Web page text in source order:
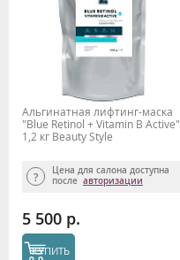
Альгинатная лифтинг-маска
"Blue Retinol + Vitamin B Active"
1,2 кг Beauty Stylе
Цена для салона доступна
после авторизации
5 500 р.
КУПИТЬ